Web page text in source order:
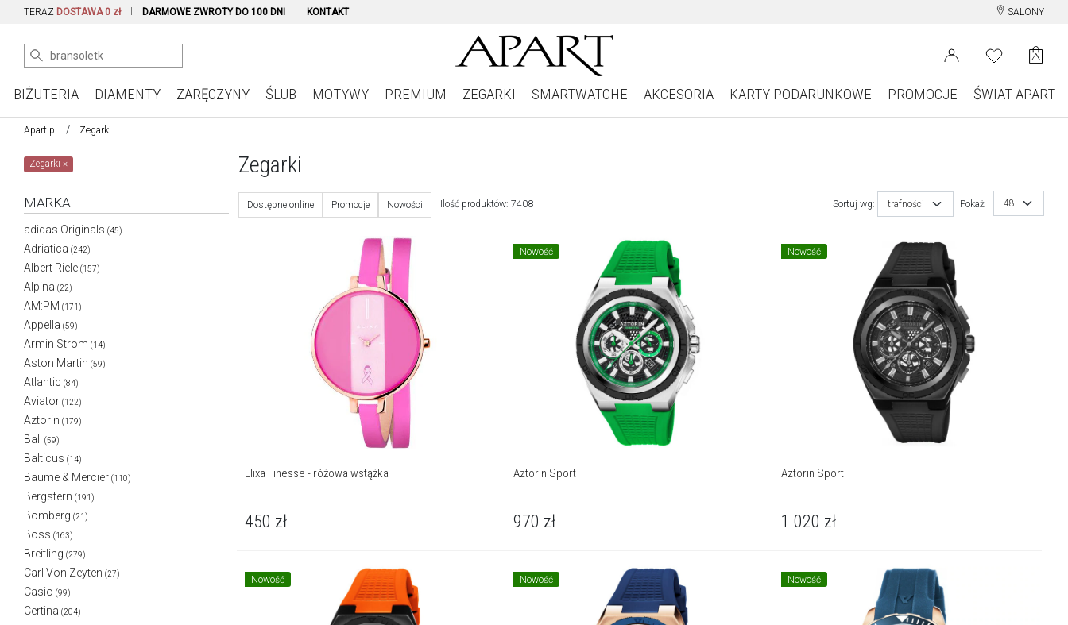
TERAZ DOSTAWA 0 zł DARMOWE ZWROTY DO 100 DNI KONTAKT SALONY
BIŻUTERIA DIAMENTY ZARĘCZYNY ŚLUB MOTYWY PREMIUM ZEGARKI SMARTWATCHE AKCESORIA KARTY PODARUNKOWE PROMOCJE ŚWIAT APART
Apart.pl Zegarki
Zegarki×
MARKA
adidas Originals (45)
Adriatica (242)
Albert Riele (157)
Alpina (22)
AM:PM (171)
Appella (59)
Armin Strom (14)
Aston Martin (59)
Atlantic (84)
Aviator (122)
Aztorin (179)
Ball (59)
Balticus (14)
Baume & Mercier (110)
Bergstern (191)
Bomberg (21)
Boss (163)
Breitling (279)
Carl Von Zeyten (27)
Casio (99)
Certina (204)
Zegarki
Sortuj wg: trafności Pokaż 48
Dostępne online Promocje Nowości Ilość produktów: 7408
Elixa Finesse - różowa wstążka
450 zł
Nowość
Aztorin Sport
970 zł
Nowość
Aztorin Sport
1 020 zł
Nowość Nowość Nowość